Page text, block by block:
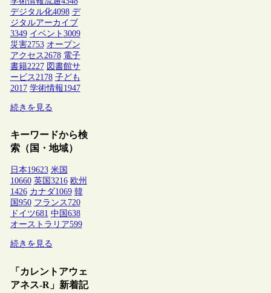
デジタル化4098 デ
ジタルアーカイブ
3349 イベント 3009
災害2753 オープン
アクセス 2678 電子
書籍2227 図書館サ
ービス 2178 子ども
2017 学術情報1947
続きを見る
キーワードから検
索（国・地域）
日本19623 米国
10660 英国 3216 欧州
1426 カナダ1069 韓
国 950 フランス 720
ドイツ681 中国 638
オーストラリア599
続きを見る
「カレントアウェ
アネス-R」新着記